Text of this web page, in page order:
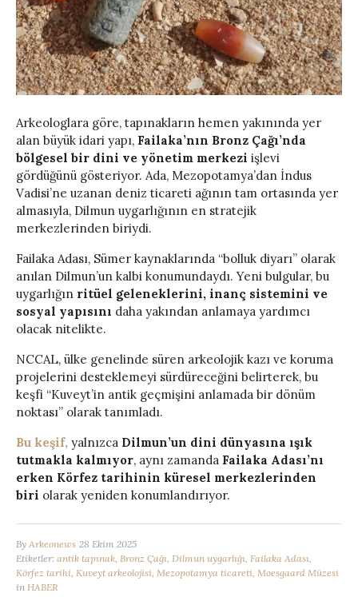
Arkeologlara göre, tapınakların hemen yakınında yer
alan büyük idari yapı, Failaka’nın Bronz Çağı’nda
bölgesel bir dini ve yönetim merkezi işlevi
gördüğünü gösteriyor. Ada, Mezopotamya’dan İndus
Vadisi’ne uzanan deniz ticareti ağının tam ortasında yer
almasıyla, Dilmun uygarlığının en stratejik
merkezlerinden biriydi.
Failaka Adası, Sümer kaynaklarında “bolluk diyarı” olarak
anılan Dilmun’un kalbi konumundaydı. Yeni bulgular, bu
uygarlığın ritüel geleneklerini, inanç sistemini ve
sosyal yapısını daha yakından anlamaya yardımcı
olacak nitelikte.
NCCAL, ülke genelinde süren arkeolojik kazı ve koruma
projelerini desteklemeyi sürdüreceğini belirterek, bu
keşfi “Kuveyt’in antik geçmişini anlamada bir dönüm
noktası” olarak tanımladı.
Bu keşif, yalnızca Dilmun’un dini dünyasına ışık
tutmakla kalmıyor, aynı zamanda Failaka Adası’nı
erken Körfez tarihinin küresel merkezlerinden
biri olarak yeniden konumlandırıyor.
By Arkeonews 28 Ekim 2025
Etiketler: antik tapınak Bronz Çağı Dilmun uygarlığı Failaka Adası
Körfez tarihi Kuveyt arkeolojisi Mezopotamya ticareti Moesgaard Müzesi
in HABER